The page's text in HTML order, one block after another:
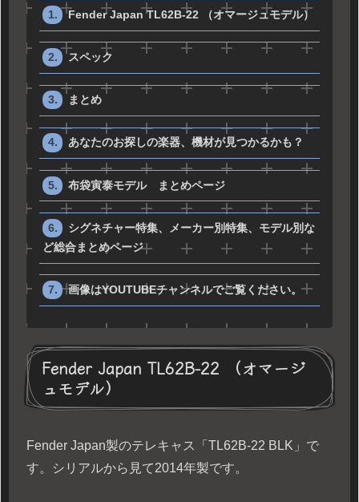
Fender Japan TL62B-22 （オマージュモデル）
スペック
まとめ
あなたのお探しの楽器、機材が見つかるかも？
布袋寅泰モデル まとめページ
シグネチャー特集、メーカー別特集、モデル別な
ど総合まとめページ
画像はYOUTUBEチャンネルでご覧ください。
Fender Japan TL62B-22 （オマージ
ュモデル）
Fender Japan製のテレキャス「TL62B-22 BLK」で
す。シリアルから見て2014年製です。